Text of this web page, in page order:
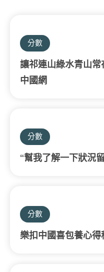
分數
讓祁連山綠水青山
中國網
分數
“幫我了解一下狀況
分數
樂扣中國喜包養心得